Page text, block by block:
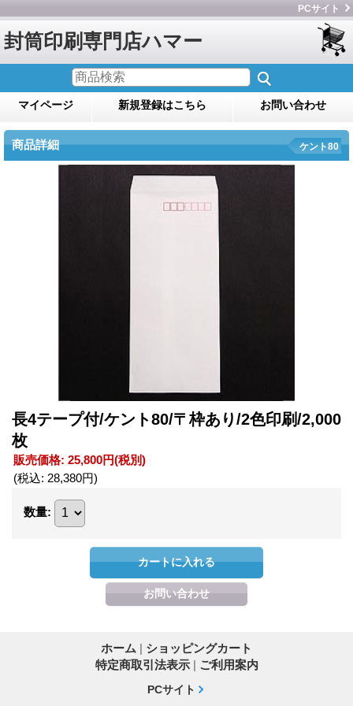
PCサイト
封筒印刷専門店ハマー
マイページ 新規登録はこちら お問い合わせ
商品詳細 ケント80
長4テープ付/ケント80/〒枠あり/2色印刷/2,000
枚
販売価格: 25,800円(税別)
(税込: 28,380円)
数量:
ホーム | ショッピングカート
特定商取引法表示 | ご利用案内
PCサイト